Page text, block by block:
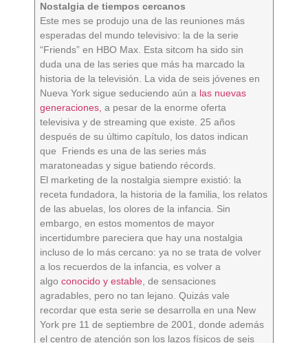
Nostalgia de tiempos cercanos
Este mes se produjo una de las reuniones más
esperadas del mundo televisivo: la de la serie
“Friends” en HBO Max. Esta sitcom ha sido sin
duda una de las series que más ha marcado la
historia de la televisión. La vida de seis jóvenes en
Nueva York sigue seduciendo aún a las nuevas
generaciones,a pesar de la enorme oferta
televisiva y de streaming que existe. 25 años
después de su último capítulo, los datos indican
que Friends es una de las series más
maratoneadas y sigue batiendo récords.
El marketing de la nostalgia siempre existió: la
receta fundadora, la historia de la familia, los relatos
de las abuelas, los olores de la infancia. Sin
embargo, en estos momentos de mayor
incertidumbre pareciera que hay una nostalgia
incluso de lo más cercano: ya no se trata de volver
a los recuerdos de la infancia, es volver a
algoconocido y estable , de sensaciones
agradables, pero no tan lejano. Quizás vale
recordar que esta serie se desarrolla en una New
York pre 11 de septiembre de 2001, donde además
el centro de atención son los lazos físicos de seis